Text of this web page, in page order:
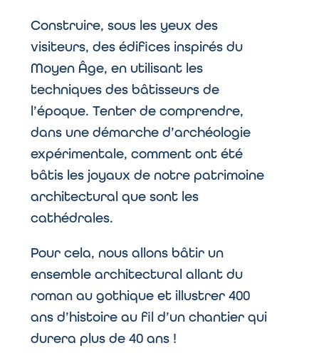
Construire, sous les yeux des
visiteurs, des édifices inspirés du
Moyen Âge, en utilisant les
techniques des bâtisseurs de
l’époque. Tenter de comprendre,
dans une démarche d’archéologie
expérimentale, comment ont été
bâtis les joyaux de notre patrimoine
architectural que sont les
cathédrales.
Pour cela, nous allons bâtir un
ensemble architectural allant du
roman au gothique et illustrer 400
ans d’histoire au fil d’un chantier qui
durera plus de 40 ans !